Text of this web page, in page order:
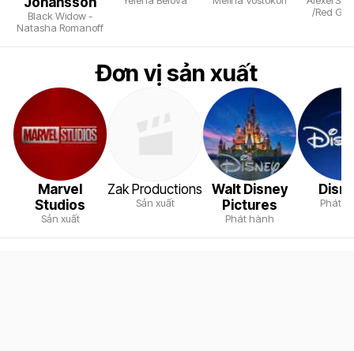
Black Widow -
Natasha Romanoff
/Red
Đơn vị sản xuất
Marvel
Studios
Sản xuất
Zak Productions
Sản xuất
Walt Disney
Pictures
Phát hành
Phát